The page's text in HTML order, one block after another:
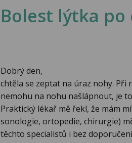
Bolest lýtka
Dobrý den,
chtěla se zeptat na úraz nohy.
nemohu na nohu našlápnout, je
Praktický lékař mě řekl, že mám
sonologie, ortopedie, chirurgie)
těchto specialistů i bez